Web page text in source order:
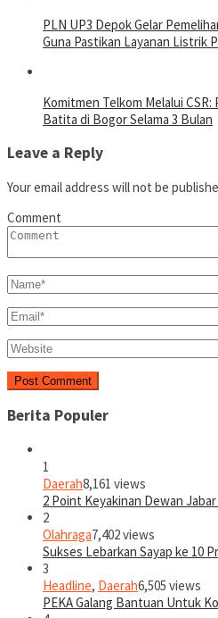
PLN UP3 Depok Gelar
Guna Pastikan Layanan Listrik
Komitmen Telkom Melalui
Batita di Bogor Selama 3 Bulan
Leave a Reply
Your email address will not be
Comment
Berita Populer
1
Daerah8,161 views
2 Point Keyakinan Dewan
2
Olahraga7,402 views
Sukses Lebarkan Sayap ke 10
3
Headline, Daerah6,505 views
PEKA Galang Bantuan Untuk